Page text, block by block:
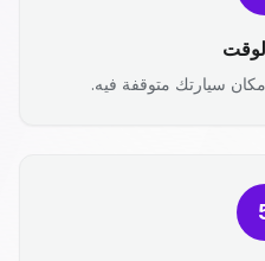
سيارتك متوقفة فيه.